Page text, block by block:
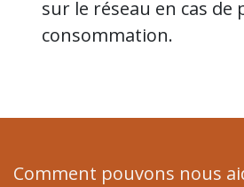
sur le réseau en cas de
consommation.
Comment pouvons nous